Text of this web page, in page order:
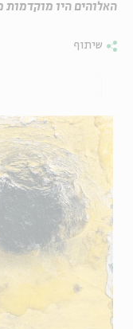
האלוהים היו מוקדמות
שיתוף